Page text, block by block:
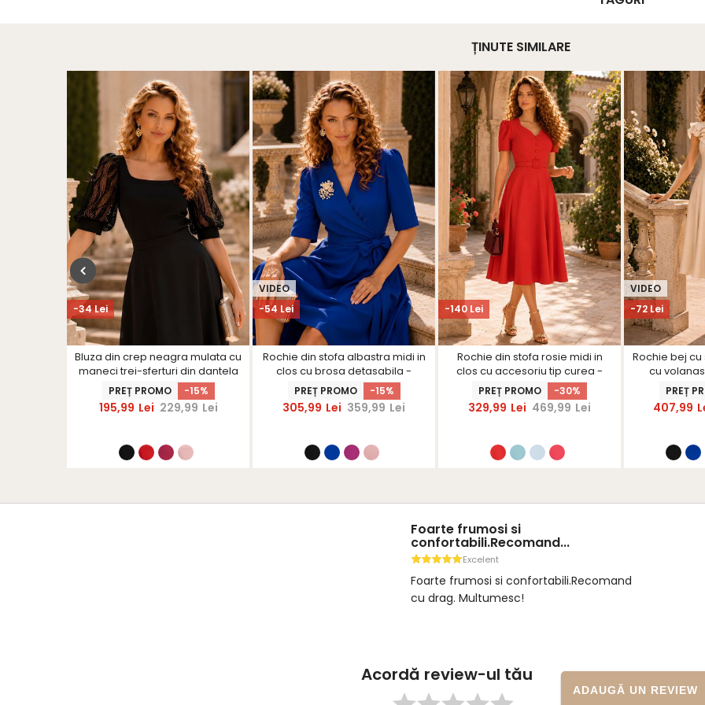
ȚINUTE SIMILARE
-34 Lei
Bluza din crep neagra mulata cu
maneci trei-sferturi din dantela
- StarShinerS
PREȚ PROMO -15%
195,99 Lei 229,99 Lei
-54 Lei
VIDEO
Rochie din stofa albastra midi in
clos cu brosa detasabila -
StarShinerS
PREȚ PROMO -15%
305,99 Lei 359,99 Lei
-140 Lei
Rochie din stofa rosie midi in
clos cu accesoriu tip curea -
StarShinerS
PREȚ PROMO -30%
329,99 Lei 469,99 Lei
-72 Lei
VIDEO
Rochie bej
cu
PREȚ
407,99
Foarte frumosi si
confortabili.Recomand...
Excelent
Foarte frumosi si confortabili.Recomand
cu drag. Multumesc!
Acordă review-ul tău
ADAUGĂ UN REVIEW